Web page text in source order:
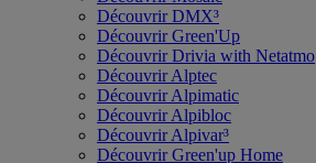
Découvrir DMX³
Découvrir Green'Up
Découvrir Drivia with Netatmo
Découvrir Alptec
Découvrir Alpimatic
Découvrir Alpibloc
Découvrir Alpivar³
Découvrir Green'up Home